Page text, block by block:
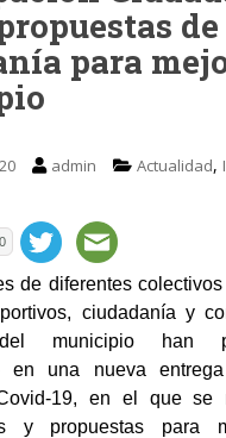
para
admin Actualidad,
0
de diferentes
ciudadanía y
municipio han
en una nueva
19, en el que se
y propuestas para